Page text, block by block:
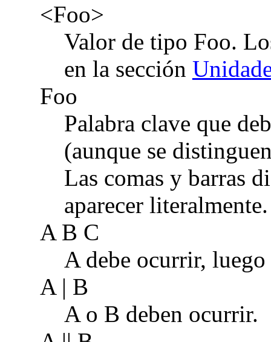
<Foo>
Valor de tipo Foo.
en la sección
Foo
Palabra clave que
(aunque se
Las comas y barras
aparecer literalmente.
A B C
A debe ocurrir,
A | B
A o B deben ocurrir.